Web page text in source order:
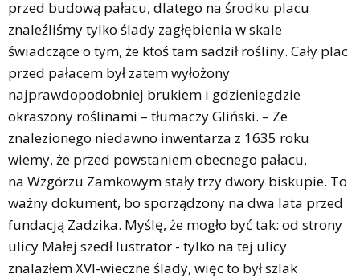
przed budową pałacu, dlatego na środku placu
znaleźliśmy tylko ślady zagłębienia w skale
świadczące o tym, że ktoś tam sadził rośliny. Cały plac
przed pałacem był zatem wyłożony
najprawdopodobniej brukiem i gdzieniegdzie
okraszony roślinami – tłumaczy Gliński. – Ze
znalezionego niedawno inwentarza z 1635 roku
wiemy, że przed powstaniem obecnego pałacu,
na Wzgórzu Zamkowym stały trzy dwory biskupie. To
ważny dokument, bo sporządzony na dwa lata przed
fundacją Zadzika. Myślę, że mogło być tak: od strony
ulicy Małej szedł lustrator - tylko na tej ulicy
znalazłem XVI-wieczne ślady, więc to był szlak